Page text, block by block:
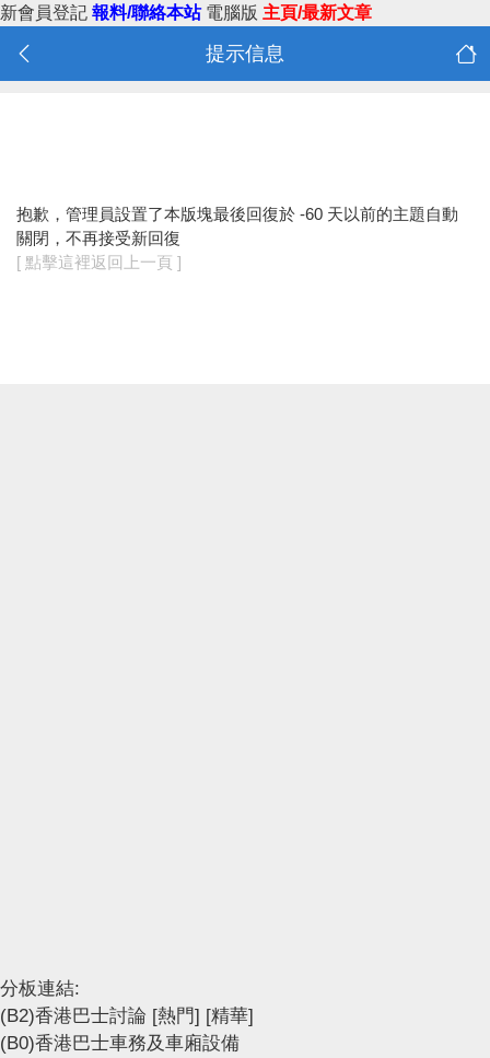
新會員登記 報料/聯絡本站 電腦版 主頁/最新文章
提示信息
抱歉，管理員設置了本版塊最後回復於 -60 天以前的主題自動
關閉，不再接受新回復
[ 點擊這裡返回上一頁 ]
分板連結:
(B2)香港巴士討論 [熱門] [精華]
(B0)香港巴士車務及車廂設備